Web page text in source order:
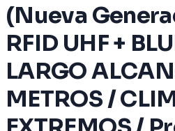
(Nueva
RFID UHF +
LARGO
METROS /